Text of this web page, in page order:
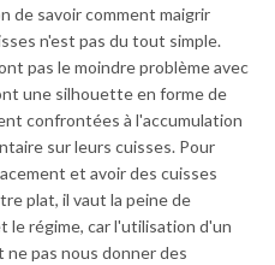
de savoir comment maigrir
n'est pas du tout simple.
pas le moindre problème avec
une silhouette en forme de
confrontées à l'accumulation
sur leurs cuisses. Pour
et avoir des cuisses
plat, il vaut la peine de
le régime, car l'utilisation d'un
pas nous donner des